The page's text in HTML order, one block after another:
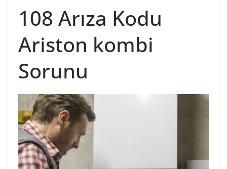
108 Arıza Kodu
Ariston kombi
Sorunu